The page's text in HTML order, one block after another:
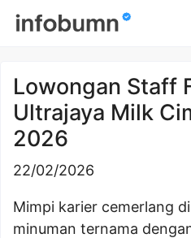
Skip
Lowongan Staff
Ultrajaya Milk
2026
22/02/2026
Mimpi karier cemerlang
minuman ternama